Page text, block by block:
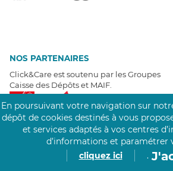
NOS PARTENAIRES
Click&Care est soutenu par les Groupes
Caisse des Dépôts et MAIF.
EXPERTS À VOTRE ÉCOUTE
En poursuivant votre navigation sur
dépôt de cookies destinés à vous
et services adaptés à vos centres
d’informations et paramétrer
cliquez ici
.